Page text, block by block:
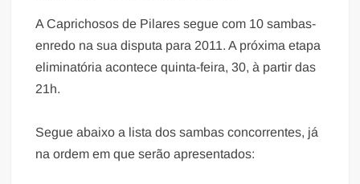
A Caprichosos de Pilares segue com 10 sambas-
enredo na sua disputa para 2011. A próxima etapa
eliminatória acontece quinta-feira, 30, à partir das
21h.
Segue abaixo a lista dos sambas concorrentes, já
na ordem em que serão apresentados: